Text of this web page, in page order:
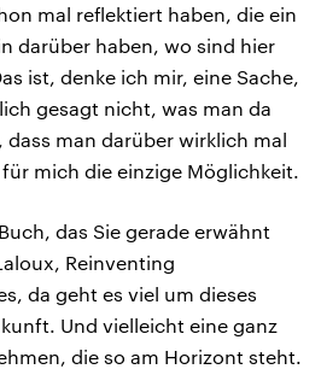
mal reflektiert haben, die ein
darüber haben, wo sind hier
ist, denke ich mir, eine Sache,
gesagt nicht, was man da
dass man darüber wirklich mal
mich die einzige Möglichkeit.
das Sie gerade erwähnt
Reinventing
da geht es viel um dieses
Und vielleicht eine ganz
die so am Horizont steht.